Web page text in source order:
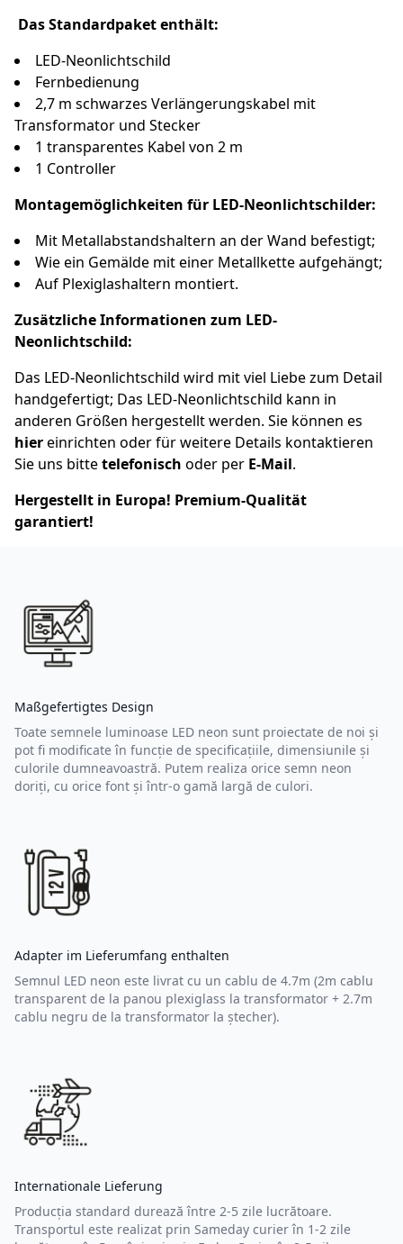
Das Standardpaket enthält:
LED-Neonlichtschild
Fernbedienung
2,7 m schwarzes Verlängerungskabel mit
Transformator und Stecker
1 transparentes Kabel von 2 m
1 Controller
Montagemöglichkeiten für LED-Neonlichtschilder:
Mit Metallabstandshaltern an der Wand befestigt;
Wie ein Gemälde mit einer Metallkette aufgehängt;
Auf Plexiglashaltern montiert.
Zusätzliche Informationen zum LED-
Neonlichtschild:
Das LED-Neonlichtschild wird mit viel Liebe zum Detail
handgefertigt; Das LED-Neonlichtschild kann in
anderen Größen hergestellt werden. Sie können es
hiereinrichten oder für weitere Details kontaktieren
Sie uns bittetelefonisch oder per E-Mail.
Hergestellt in Europa! Premium-Qualität
garantiert!
Maßgefertigtes Design
Toate semnele luminoase LED neon sunt proiectate de noi și
pot fi modificate în funcție de specificațiile, dimensiunile și
culorile dumneavoastră. Putem realiza orice semn neon
doriți, cu orice font și într-o gamă largă de culori.
Adapter im Lieferumfang enthalten
Semnul LED neon este livrat cu un cablu de 4.7m (2m cablu
transparent de la panou plexiglass la transformator + 2.7m
cablu negru de la transformator la ștecher).
Internationale Lieferung
Producția standard durează între 2-5 zile lucrătoare.
Transportul este realizat prin Sameday curier în 1-2 zile